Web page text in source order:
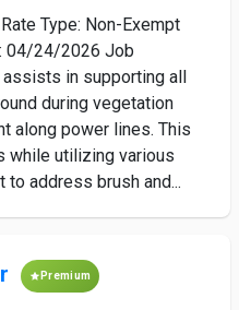
Type: Non-Exempt
04/24/2026 Job
assists in supporting all
during vegetation
along power lines. This
while utilizing various
address brush and...
Premium